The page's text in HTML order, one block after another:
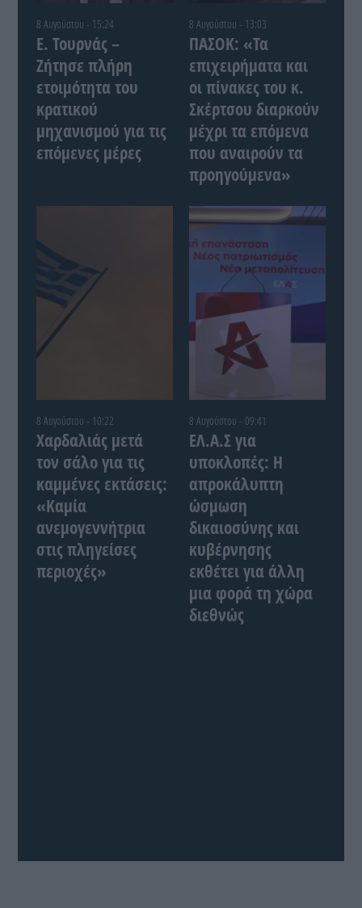
8 Αυγούστου - 15:24
Ε. Τουρνάς –
Ζήτησε πλήρη
ετοιμότητα του
κρατικού
μηχανισμού για τις
επόμενες μέρες
8 Αυγούστου - 13:03
ΠΑΣΟΚ: «Τα
επιχειρήματα και
οι πίνακες του κ.
Σκέρτσου διαρκούν
μέχρι τα επόμενα
που αναιρούν τα
προηγούμενα»
8 Αυγούστου - 10:22
Χαρδαλιάς μετά
τον σάλο για τις
καμμένες εκτάσεις:
«Καμία
ανεμογεννήτρια
στις πληγείσες
περιοχές»
8 Αυγούστου - 09:41
ΕΛ.Α.Σ για
υποκλοπές: Η
απροκάλυπτη
ώσμωση
δικαιοσύνης και
κυβέρνησης
εκθέτει για άλλη
μια φορά τη χώρα
διεθνώς